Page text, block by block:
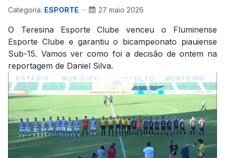
Categoria: ESPORTE 27 maio 2026
O Teresina Esporte Clube venceu o Fluminense
Esporte Clube e garantiu o bicampeonato piauiense
Sub-15. Vamos ver como foi a decisão de ontem na
reportagem de Daniel Silva.